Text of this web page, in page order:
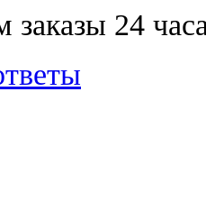
24